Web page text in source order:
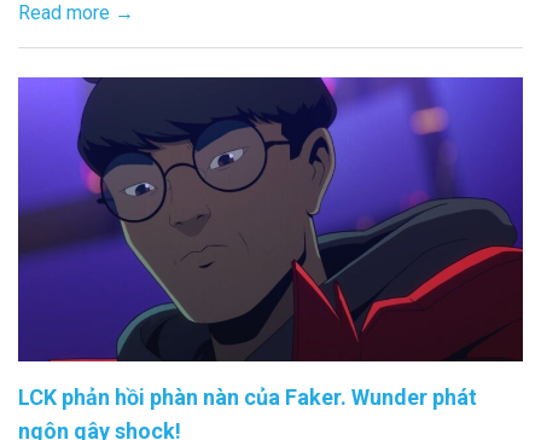
Read more →
LCK phản hồi phàn nàn của Faker. Wunder phát
ngôn gây shock!